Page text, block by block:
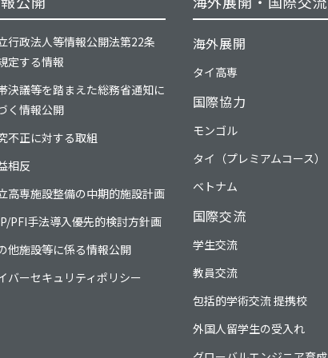
行政法人等情報公開法第22条
定する情報
決議等を踏まえた総務省通知に
く情報公開
不正に対する取組
相反
高専施設整備の中期的施設計画
PFI手法導入優先的検討方針画
他施設等に係る情報公開
バーセキュリティポリシー
海外展開
タイ高専
国際協力
モンゴル
タイ（プレミアムコース）
ベトナム
国際交流
学生交流
教員交流
包括的学術交流 提携校
外国人留学生の受入れ